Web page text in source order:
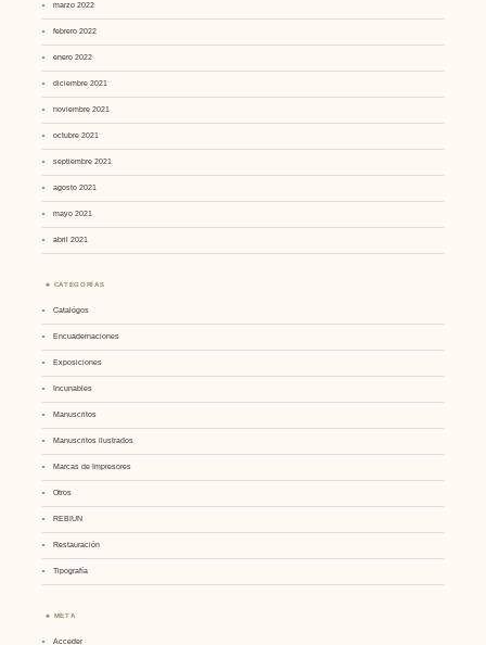
marzo 2022
febrero 2022
enero 2022
diciembre 2021
noviembre 2021
octubre 2021
septiembre 2021
agosto 2021
mayo 2021
abril 2021
CATEGORÍAS
Catalógos
Encuadernaciones
Exposiciones
Incunables
Manuscritos
Manuscritos ilustrados
Marcas de Impresores
Otros
REBIUN
Restauración
Tipografía
META
Acceder